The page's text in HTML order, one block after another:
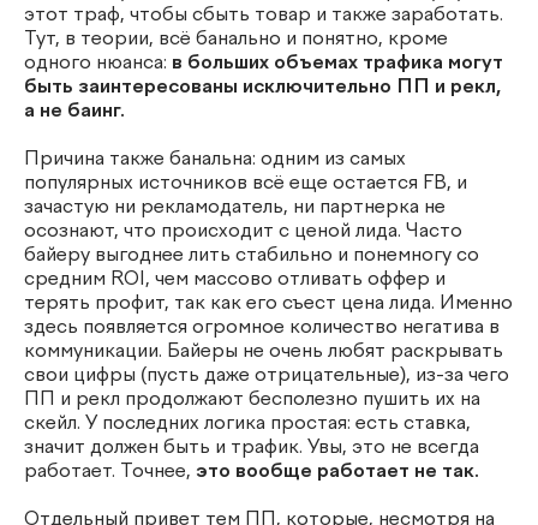
этот траф, чтобы сбыть товар и также заработать.
Тут, в теории, всё банально и понятно, кроме
одного нюанса: в больших объемах трафика могут
быть заинтересованы исключительно ПП и рекл,
а не баинг.
Причина также банальна: одним из самых
популярных источников всё еще остается FB, и
зачастую ни рекламодатель, ни партнерка не
осознают, что происходит с ценой лида. Часто
байеру выгоднее лить стабильно и понемногу со
средним ROI, чем массово отливать оффер и
терять профит, так как его съест цена лида. Именно
здесь появляется огромное количество негатива в
коммуникации. Байеры не очень любят раскрывать
свои цифры (пусть даже отрицательные), из-за чего
ПП и рекл продолжают бесполезно пушить их на
скейл. У последних логика простая: есть ставка,
значит должен быть и трафик. Увы, это не всегда
работает. Точнее, это вообще работает не так.
Отдельный привет тем ПП, которые, несмотря на